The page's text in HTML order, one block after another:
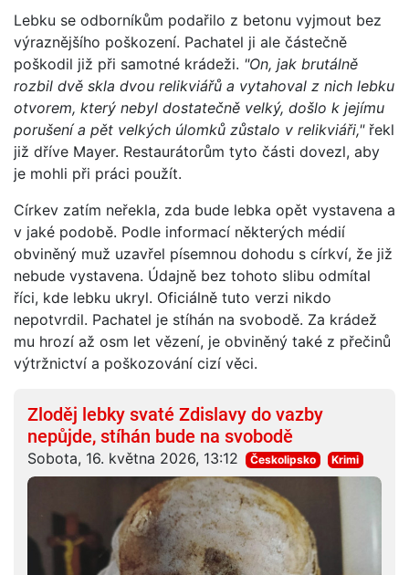
Lebku se odborníkům podařilo z betonu vyjmout bez
výraznějšího poškození. Pachatel ji ale částečně
poškodil již při samotné krádeži. "On, jak brutálně
rozbil dvě skla dvou relikviářů a vytahoval z nich lebku
otvorem, který nebyl dostatečně velký, došlo k jejímu
porušení a pět velkých úlomků zůstalo v relikviáři,"řekl
již dříve Mayer. Restaurátorům tyto části dovezl, aby
je mohli při práci použít.
Církev zatím neřekla, zda bude lebka opět vystavena a
v jaké podobě. Podle informací některých médií
obviněný muž uzavřel písemnou dohodu s církví, že již
nebude vystavena. Údajně bez tohoto slibu odmítal
říci, kde lebku ukryl. Oficiálně tuto verzi nikdo
nepotvrdil. Pachatel je stíhán na svobodě. Za krádež
mu hrozí až osm let vězení, je obviněný také z přečinů
výtržnictví a poškozování cizí věci.
Zloděj lebky svaté Zdislavy do vazby
nepůjde, stíhán bude na svobodě
Sobota, 16. května 2026, 13:12 Českolipsko Krimi